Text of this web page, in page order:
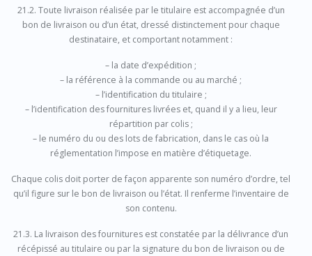
21.2. Toute livraison réalisée par le titulaire est accompagnée d’un
bon de livraison ou d’un état, dressé distinctement pour chaque
destinataire, et comportant notamment :
– la date d’expédition ;
– la référence à la commande ou au marché ;
– l’identification du titulaire ;
– l’identification des fournitures livrées et, quand il y a lieu, leur
répartition par colis ;
– le numéro du ou des lots de fabrication, dans le cas où la
réglementation l’impose en matière d’étiquetage.
Chaque colis doit porter de façon apparente son numéro d’ordre, tel
qu’il figure sur le bon de livraison ou l’état. Il renferme l’inventaire de
son contenu.
21.3. La livraison des fournitures est constatée par la délivrance d’un
récépissé au titulaire ou par la signature du bon de livraison ou de